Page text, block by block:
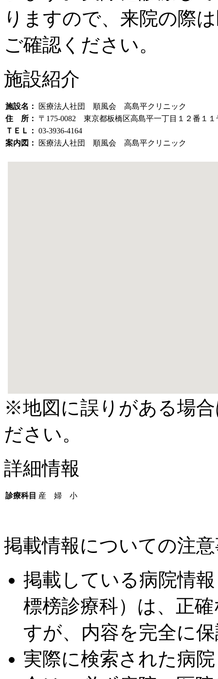
りますので、来院の際
ご確認ください。
施設紹介
施設名：
医療法人社団 順風会 高島平クリニック
住 所：
〒175-0082 東京都板橋区高島平一丁目１２番１
ＴＥＬ： 03-3936-4164
案内図：
医療法人社団 順風会 高島平クリニック
※地図に誤りがある場
ださい。
詳細情報
診療科目 産 婦 小
掲載情報についての注
掲載している病院情
標榜診療科）は、正
すが、内容を完全に
実際に検索された病